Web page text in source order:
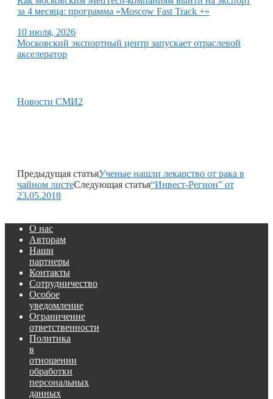
за 4 месяца: программа «Moscow Fast Track +»
10 июля, 2026
Московский экспортный центр запускает отраслевой
акселератор
Новости СМИ2
Предыдущая статьяУченые нашли лекарство от рака в
чайном листеСледующая статья“Инвест-Регион” от
23.05.2018
О нас
Авторам
Наши
партнеры
Контакты
Сотрудничество
Особое
уведомление
Ограничение
ответственности
Политика
в
отношении
обработки
персональных
данных